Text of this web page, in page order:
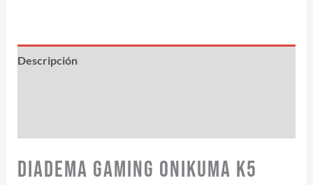
Descripción
Diadema Gaming Onikuma K5